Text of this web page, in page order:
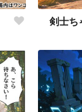
剣士ち